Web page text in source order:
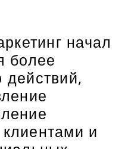
начал
более
действий,
и